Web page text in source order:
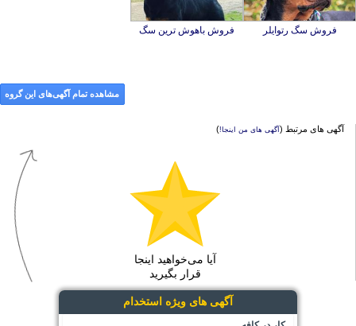
فروش سگ رتوایلر فروش باهوش ترین سگ
مشاهده تمام آگهی‌های این گروه
آگهی های مرتبط (آگهی های من اینجا!)
آیا می‌خواهید اینجا
قرار بگیرید
آگهی های ویژه استخدام